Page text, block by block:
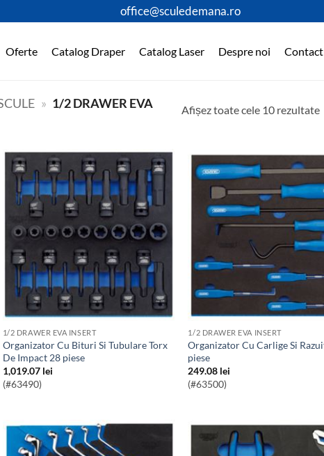
office@sculedemana.ro
Oferte Catalog Draper Catalog Laser Despre noi Contact
» 1/2 DRAWER EVA
Afișez toate cele 10 rezultate
1/2 DRAWER EVA INSERT
Organizator Cu Bituri Si Tubulare Torx
De Impact 28 piese
1,019.07 lei
(#63490)
1/2 DRAWER EVA INSERT
Organizator Cu Carlige Si Razuitoare 9
piese
249.08 lei
(#63500)